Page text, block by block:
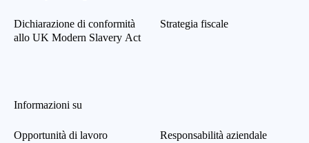
Dichiarazione di conformità
allo UK Modern Slavery Act
Strategia fiscale
Informazioni su
Opportunità di lavoro Responsabilità aziendale